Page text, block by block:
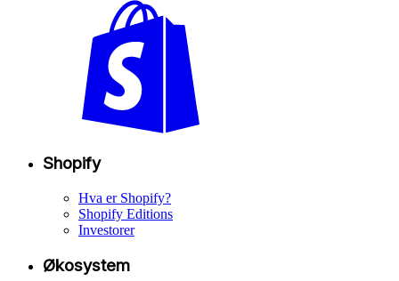
Shopify
Hva er Shopify?
Shopify Editions
Investorer
Økosystem